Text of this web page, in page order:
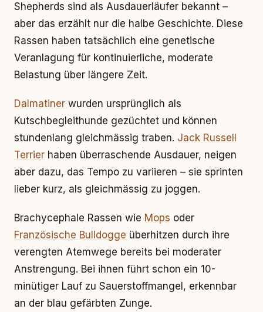
Shepherds sind als Ausdauerläufer bekannt –
aber das erzählt nur die halbe Geschichte. Diese
Rassen haben tatsächlich eine genetische
Veranlagung für kontinuierliche, moderate
Belastung über längere Zeit.
Dalmatiner wurden ursprünglich als
Kutschbegleithunde gezüchtet und können
stundenlang gleichmässig traben. Jack Russell
Terrier haben überraschende Ausdauer, neigen
aber dazu, das Tempo zu variieren – sie sprinten
lieber kurz, als gleichmässig zu joggen.
Brachycephale Rassen wie Mops oder
Französische Bulldogge überhitzen durch ihre
verengten Atemwege bereits bei moderater
Anstrengung. Bei ihnen führt schon ein 10-
minütiger Lauf zu Sauerstoffmangel, erkennbar
an der blau gefärbten Zunge.